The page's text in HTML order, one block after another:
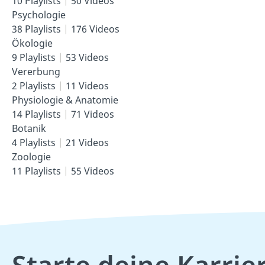
Psychologie
38 Playlists
176 Videos
Ökologie
9 Playlists
53 Videos
Vererbung
2 Playlists
11 Videos
Physiologie & Anatomie
14 Playlists
71 Videos
Botanik
4 Playlists
21 Videos
Zoologie
11 Playlists
55 Videos